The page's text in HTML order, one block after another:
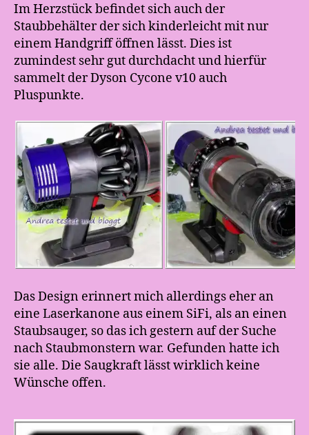
Im Herzstück befindet sich auch der
Staubbehälter der sich kinderleicht mit nur
einem Handgriff öffnen lässt. Dies ist
zumindest sehr gut durchdacht und hierfür
sammelt der Dyson Cycone v10 auch
Pluspunkte.
Das Design erinnert mich allerdings eher an
eine Laserkanone aus einem SiFi, als an einen
Staubsauger, so das ich gestern auf der Suche
nach Staubmonstern war. Gefunden hatte ich
sie alle. Die Saugkraft lässt wirklich keine
Wünsche offen.